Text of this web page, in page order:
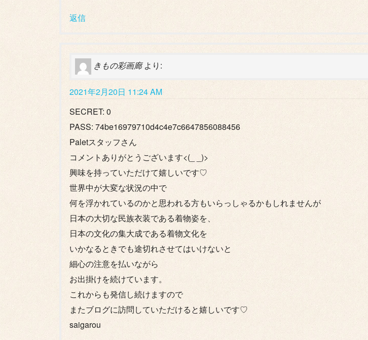
返信
きもの彩画廊 より:
2021年2月20日 11:24 AM
SECRET: 0
PASS: 74be16979710d4c4e7c6647856088456
Paletスタッフさん
コメントありがとうございます<(_ _)>
興味を持っていただけて嬉しいです♡
世界中が大変な状況の中で
何を浮かれているのかと思われる方もいらっしゃるかもしれませんが
日本の大切な民族衣装である着物姿を、
日本の文化の集大成である着物文化を
いかなるときでも途切れさせてはいけないと
細心の注意を払いながら
お出掛けを続けています。
これからも発信し続けますので
またブログに訪問していただけると嬉しいです♡
saigarou